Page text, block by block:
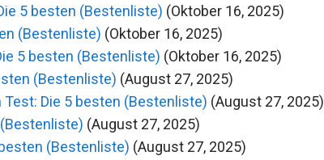
5 besten (Bestenliste) (Oktober 16, 2025)
(Bestenliste) (Oktober 16, 2025)
5 besten (Bestenliste) (Oktober 16, 2025)
(Bestenliste) (August 27, 2025)
Die 5 besten (Bestenliste) (August 27, 2025)
(August 27, 2025)
(Bestenliste) (August 27, 2025)